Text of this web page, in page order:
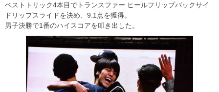
ベストトリック4本目でトランスファー ヒールフリップバックサイ
ドリップスライドを決め、9.1点を獲得。
男子決勝で1番のハイスコアを叩き出した。